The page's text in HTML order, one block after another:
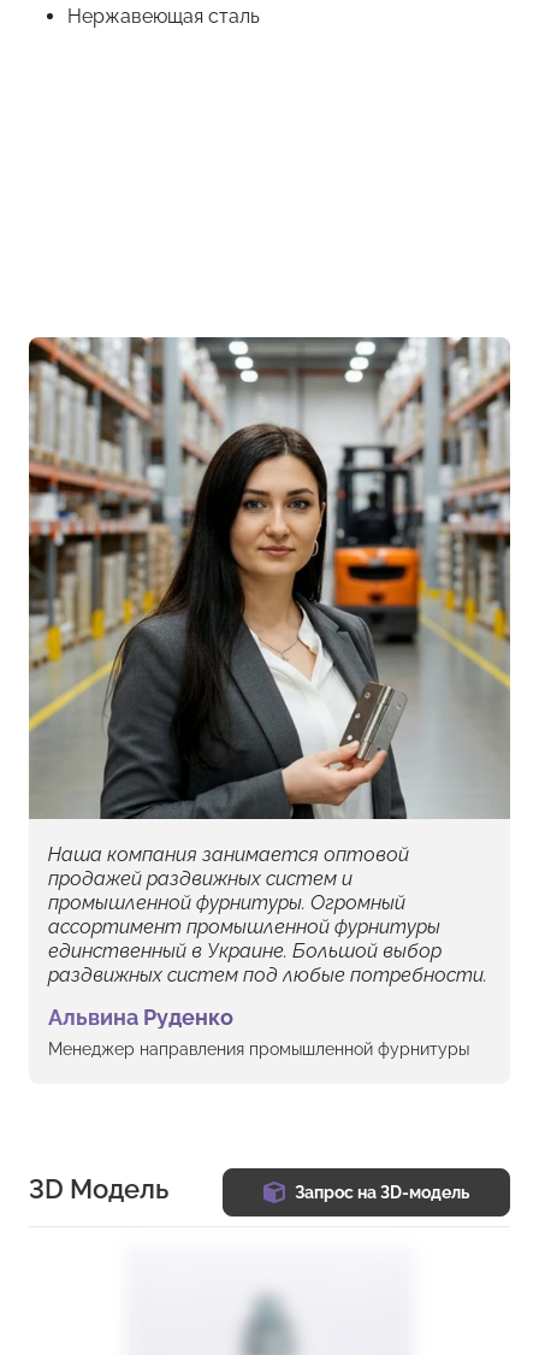
Нержавеющая сталь
Наша компания занимается оптовой
продажей раздвижных систем и
промышленной фурнитуры. Огромный
ассортимент промышленной фурнитуры
единственный в Украине. Большой выбор
раздвижных систем под любые потребности.
Альвина Руденко
Менеджер направления промышленной фурнитуры
3D Модель Запрос на 3D-модель